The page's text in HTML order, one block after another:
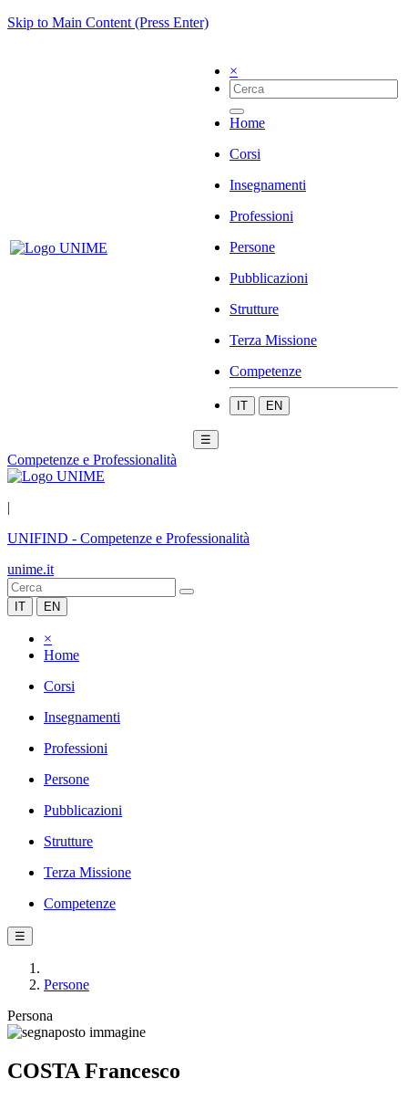
Skip to Main Content (Press Enter)
×
Home
Corsi
Insegnamenti
Professioni
Persone
Pubblicazioni
Strutture
Terza Missione
Competenze
IT EN
☰
Competenze e Professionalità
|
UNIFIND - Competenze e Professionalità
unime.it
IT EN
×
Home
Corsi
Insegnamenti
Professioni
Persone
Pubblicazioni
Strutture
Terza Missione
Competenze
☰
Persone
Persona
COSTA Francesco